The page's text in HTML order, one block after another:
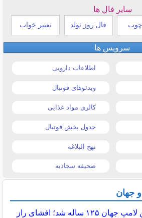
سایر فال ها
چوب فال روز تولد تعبیر خواب
سرویس ها
اطلاعات دارویی
ویدئوهای فوتبال
کالری مواد غذایی
جدول پخش فوتبال
نهج البلاغه
صحیفه سجادیه
و جهان
قدیمی‌ترین لامپ جهان ۱۲۵ ساله شد؛ افشای راز